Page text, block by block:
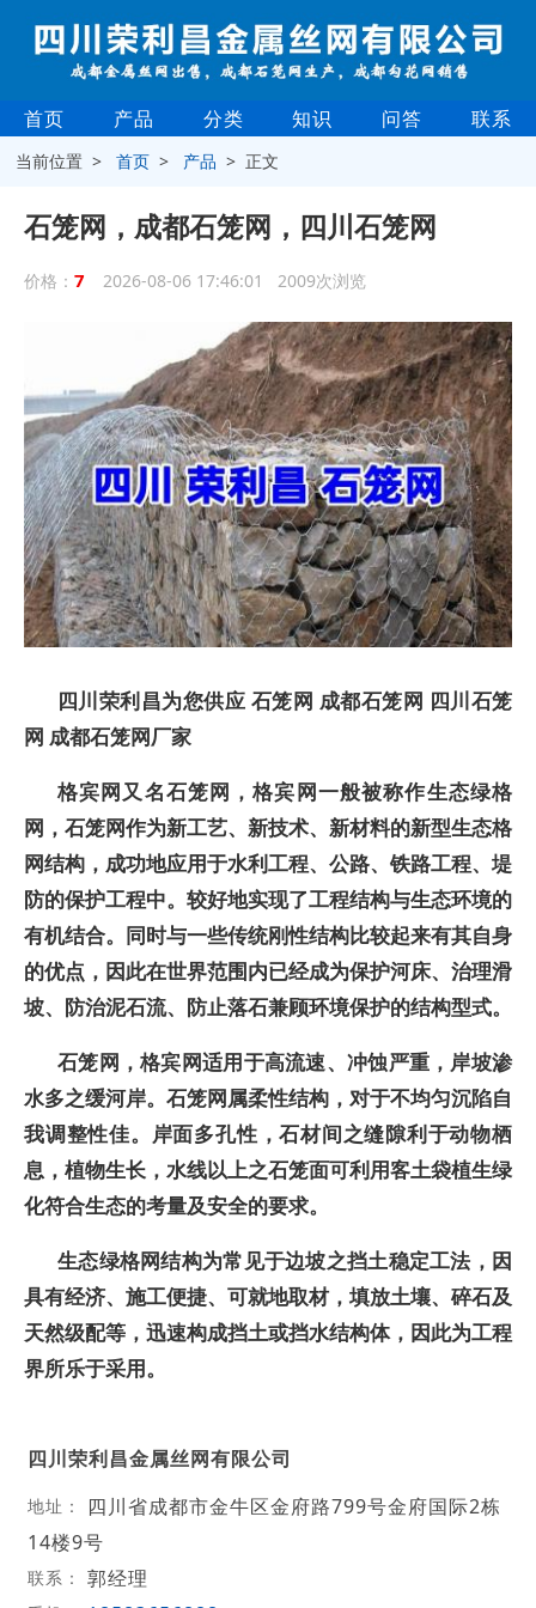
首页 产品 分类 知识 问答 联系
当前位置 >首页 > 产品 > 正文
石笼网，成都石笼网，四川石笼网
价格： 7 2026-08-06 17:46:01 2009次浏览
四川荣利昌为您供应 石笼网 成都石笼网 四川石笼
网 成都石笼网厂家
格宾网又名石笼网，格宾网一般被称作生态绿格
网，石笼网作为新工艺、新技术、新材料的新型生态格
网结构，成功地应用于水利工程、公路、铁路工程、堤
防的保护工程中。较好地实现了工程结构与生态环境的
有机结合。同时与一些传统刚性结构比较起来有其自身
的优点，因此在世界范围内已经成为保护河床、治理滑
坡、防治泥石流、防止落石兼顾环境保护的结构型式。
石笼网，格宾网适用于高流速、冲蚀严重，岸坡渗
水多之缓河岸。石笼网属柔性结构，对于不均匀沉陷自
我调整性佳。岸面多孔性，石材间之缝隙利于动物栖
息，植物生长，水线以上之石笼面可利用客土袋植生绿
化符合生态的考量及安全的要求。
生态绿格网结构为常见于边坡之挡土稳定工法，因
具有经济、施工便捷、可就地取材，填放土壤、碎石及
天然级配等，迅速构成挡土或挡水结构体，因此为工程
界所乐于采用。
四川荣利昌金属丝网有限公司
地址：
四川省成都市金牛区金府路799号金府国际2栋
14楼9号
联系： 郭经理